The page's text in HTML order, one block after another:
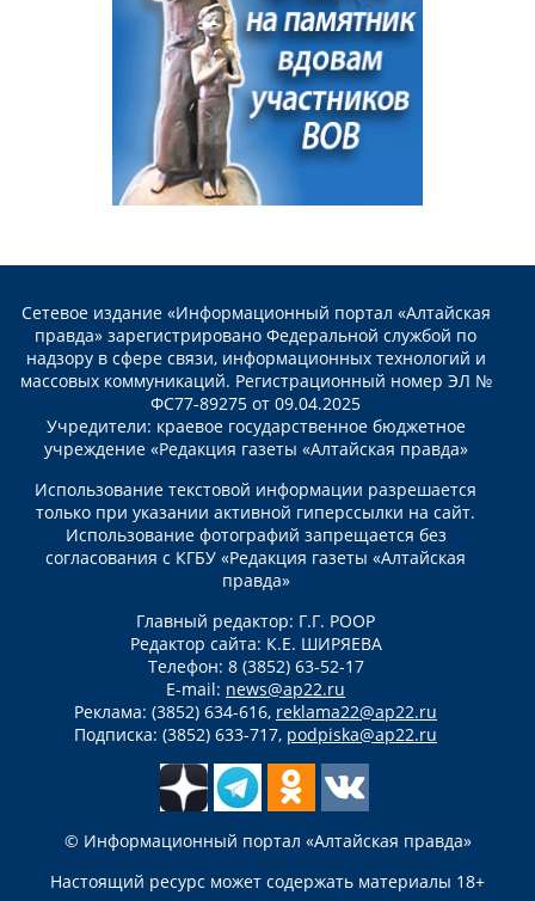
Сетевое издание «Информационный портал «Алтайская
правда» зарегистрировано Федеральной службой по
надзору в сфере связи, информационных технологий и
массовых коммуникаций. Регистрационный номер ЭЛ №
ФС77-89275 от 09.04.2025
Учредители: краевое государственное бюджетное
учреждение «Редакция газеты «Алтайская правда»
Использование текстовой информации разрешается
только при указании активной гиперссылки на сайт.
Использование фотографий запрещается без
согласования с КГБУ «Редакция газеты «Алтайская
правда»
Главный редактор: Г.Г. РООР
Редактор сайта: К.Е. ШИРЯЕВА
Телефон: 8 (3852) 63-52-17
E-mail: news@ap22.ru
Реклама: (3852) 634-616, reklama22@ap22.ru
Подписка: (3852) 633-717, podpiska@ap22.ru
© Информационный портал «Алтайская правда»
Настоящий ресурс может содержать материалы 18+